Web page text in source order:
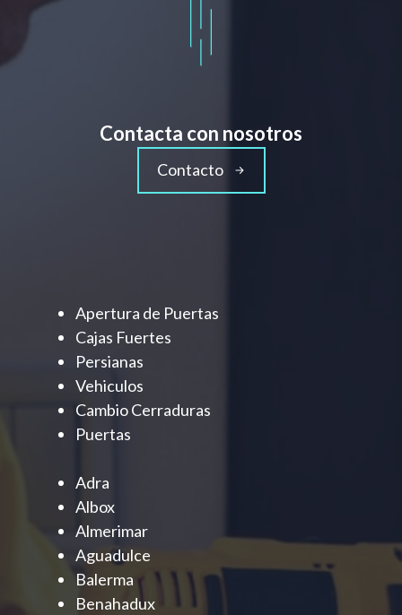
Contacta con nosotros
Contacto
Apertura de Puertas
Cajas Fuertes
Persianas
Vehiculos
Cambio Cerraduras
Puertas
Adra
Albox
Almerimar
Aguadulce
Balerma
Benahadux